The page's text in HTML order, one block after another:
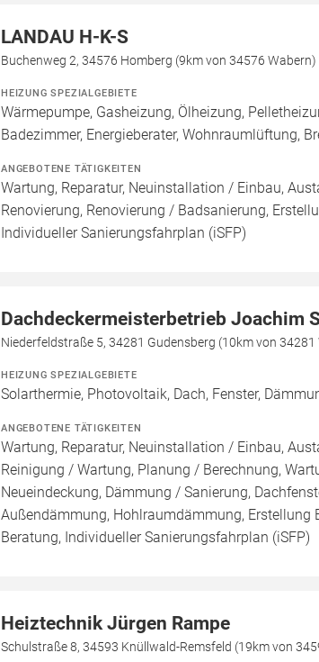
LANDAU H-K-S
Buchenweg 2, 34576 Homberg (9km von 34576 Wabern)
HEIZUNG SPEZIALGEBIETE
Wärmepumpe, Gasheizung, Ölheizung,
Badezimmer, Energieberater, Wohnraumlüftung,
ANGEBOTENE TÄTIGKEITEN
Wartung, Reparatur, Neuinstallation / Einbau,
Renovierung, Renovierung / Badsanierung,
Individueller Sanierungsfahrplan (iSFP)
Dachdeckermeisterbetrieb Joachim
Niederfeldstraße 5, 34281 Gudensberg (10km von 34281
HEIZUNG SPEZIALGEBIETE
Solarthermie, Photovoltaik, Dach, Fenster,
ANGEBOTENE TÄTIGKEITEN
Wartung, Reparatur, Neuinstallation / Einbau,
Reinigung / Wartung, Planung / Berechnung,
Neueindeckung, Dämmung / Sanierung,
Außendämmung, Hohlraumdämmung, Erstellung
Beratung, Individueller Sanierungsfahrplan (iSFP)
Heiztechnik Jürgen Rampe
Schulstraße 8, 34593 Knüllwald-Remsfeld (19km von